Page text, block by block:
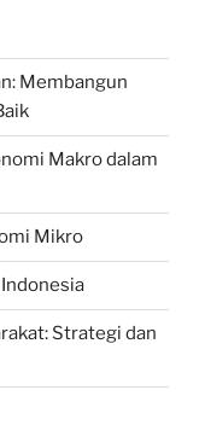
Membangun
Makro dalam
Mikro
Strategi dan